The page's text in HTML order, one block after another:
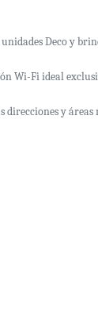
Deco y
Wi-Fi ideal
y áreas